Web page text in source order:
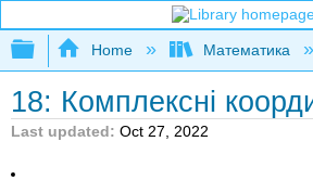
Expand/collapse global
Home Математика
18: Комплексні
Last updated Oct 27, 2022